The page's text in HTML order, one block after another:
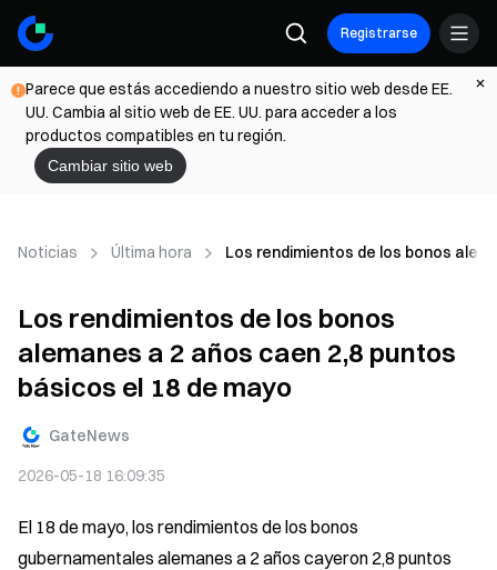
Registrarse
Parece que estás accediendo a nuestro sitio web desde EE.
UU. Cambia al sitio web de EE. UU. para acceder a los
productos compatibles en tu región.
Cambiar sitio web
Noticias Última hora Los rendimientos de los bonos
Los rendimientos de los bonos
alemanes a 2 años caen 2,8 puntos
básicos el 18 de mayo
GateNews
2026-05-18 16:09:35
El 18 de mayo, los rendimientos de los bonos
gubernamentales alemanes a 2 años cayeron 2,8 puntos